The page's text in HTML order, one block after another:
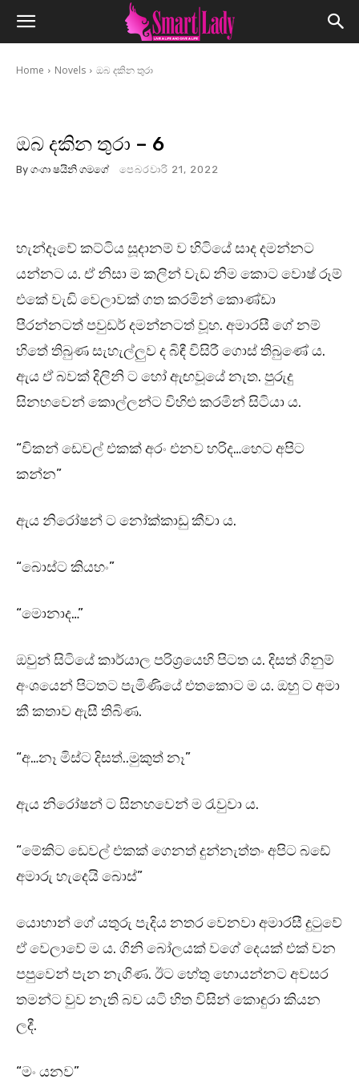
Home Novels ඔබ දකින තුරා
ඔබ දකින තුරා – 6
By ගංගා ෂයිනි ගමගේ පෙබරවාරි 21, 2022
හැන්දෑවේ කට්ටිය සූදානම් ව හිටියේ සාද දමන්නට
යන්නට ය. ඒ නිසා ම කලින් වැඩ නිම කොට වොෂ් රූම්
එකේ වැඩි වෙලාවක් ගත කරමින් කොණ්ඩා
පීරන්නටත් පවුඩර් දමන්නටත් වූහ. අමාරසී ගේ නම්
හිතේ තිබුණ සැහැල්ලුව ද බිඳී විසිරී ගොස් තිබුණේ ය.
ඇය ඒ බවක් දිලිනි ට හෝ ඇඟවූයේ නැත. පුරුදු
සිනහවෙන් කොල්ලන්ට විහිළු කරමින් සිටියා ය.
“චිකන් ඩෙවල් එකක් අරං එනව හරිද…හෙට අපිට
කන්න”
ඇය නිරෝෂන් ට නෝක්කාඩු කීවා ය.
“බොස්ට කියහං”
“මොනාද…”
ඔවුන් සිටියේ කාර්යාල පරිශ්‍රයෙහි පිටත ය. දිසත් ගිනුම්
අංශයෙන් පිටතට පැමිණියේ එතකොට ම ය. ඔහු ට අමා
කී කතාව ඇසී තිබිණ.
“අ…නෑ මිස්ට දිසත්..මුකුත් නෑ”
ඇය නිරෝෂන් ට සිනහවෙන් ම රැවුවා ය.
“මේකිට ඩෙවල් එකක් ගෙනත් දුන්නැත්තං අපිට බඩේ
අමාරු හැදෙයි බොස්”
යොහාන් ගේ යතුරු පැදිය නතර වෙනවා අමාරසී දුටුවේ
ඒ වෙලාවේ ම ය. ගිනි බෝලයක් වගේ දෙයක් එක් වන
පපුවෙන් පැන නැගිණ. ඊට හේතු හොයන්නට අවසර
තමන්ට වුව නැති බව යටි හිත විසින් කොඳුරා කියන
ලදී.
“මං යනව”